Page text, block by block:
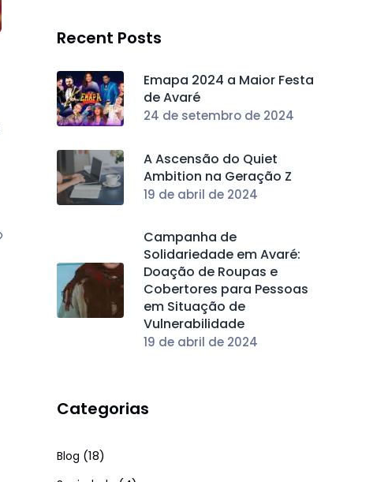
Recent Posts
Emapa 2024 a Maior Festa
de Avaré
24 de setembro de 2024
A Ascensão do Quiet
Ambition na Geração Z
19 de abril de 2024
Campanha de
Solidariedade em Avaré:
Doação de Roupas e
Cobertores para Pessoas
em Situação de
Vulnerabilidade
19 de abril de 2024
Categorias
Blog (18)